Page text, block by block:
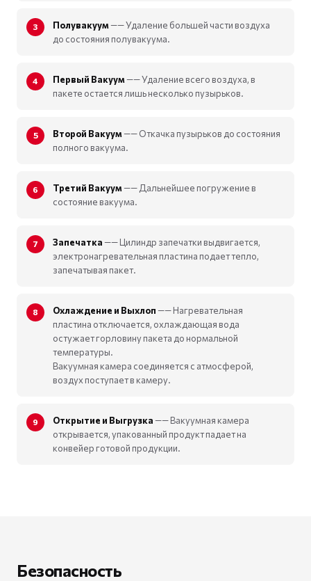
Полувакуум—— Удаление большей части воздуха
до состояния полувакуума.
Первый Вакуум—— Удаление всего воздуха, в
пакете остается лишь несколько пузырьков.
Второй Вакуум—— Откачка пузырьков до состояния
полного вакуума.
Третий Вакуум—— Дальнейшее погружение в
состояние вакуума.
Запечатка—— Цилиндр запечатки выдвигается,
электронагревательная пластина подает тепло,
запечатывая пакет.
Охлаждение и Выхлоп—— Нагревательная
пластина отключается, охлаждающая вода
остужает горловину пакета до нормальной
температуры.
Вакуумная камера соединяется с атмосферой,
воздух поступает в камеру.
Открытие и Выгрузка—— Вакуумная камера
открывается, упакованный продукт падает на
конвейер готовой продукции.
Безопасность